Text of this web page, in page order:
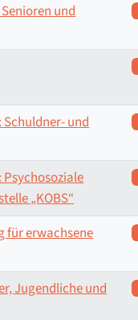
und
und
„KOBS“
für erwachsene
Jugendliche und